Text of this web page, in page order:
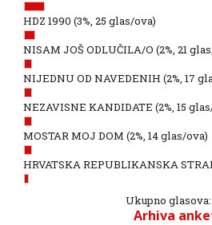
HDZ 1990 (3%, 25 glas/ova)
NISAM JOŠ ODLUČILA/O (2%, 21
NIJEDNU OD NAVEDENIH (2%, 17
NEZAVISNE KANDIDATE (2%, 15
MOSTAR MOJ DOM (2%, 14 glas/ova)
HRVATSKA REPUBLIKANSKA
Ukupno glasova:
Arhiva